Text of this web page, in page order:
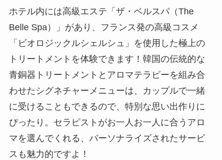
ホテル内には高級エステ「ザ・ベルスパ（The
Belle Spa）」があり、フランス発の高級コスメ
「ビオロジックルシェルシュ」を使用した極上の
トリートメントを体験できます！韓国の伝統的な
青銅器トリートメントとアロマテラピーを組み合
わせたシグネチャーメニューは、カップルで一緒
に受けることもできるので、特別な思い出作りに
ぴったり。セラピストがお一人お一人に合うアロ
マを選んでくれる、パーソナライズされたサービ
スも魅力的ですよ！